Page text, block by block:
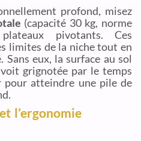
profond, misez
(capacité 30 kg, norme
pivotants. Ces
limites de la niche tout en
Sans eux, la surface au sol
grignotée par le temps
pour atteindre une pile de
l’ergonomie